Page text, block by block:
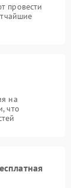
провести
на
что